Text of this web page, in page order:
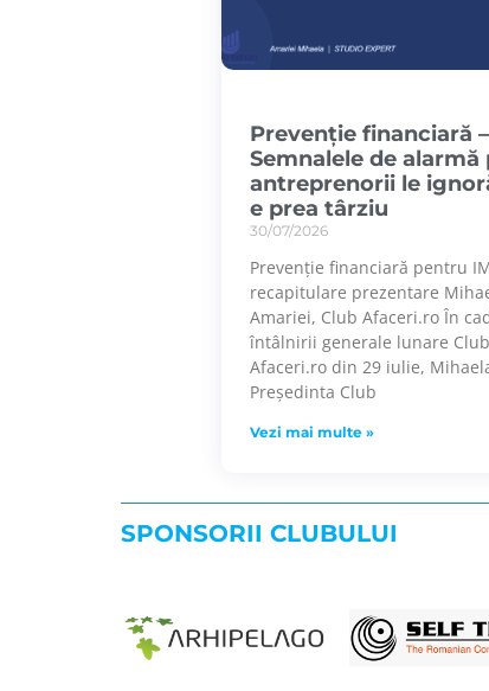
Prevenție financiară –
Semnalele de alarmă
antreprenorii le
e prea târziu
30/07/2026
Prevenție financiară pentru
recapitulare prezentare
Amariei, Club Afaceri.ro În
întâlnirii generale lunare Club
Afaceri.ro din 29 iulie,
Președinta Club
Vezi mai multe »
SPONSORII CLUBULUI